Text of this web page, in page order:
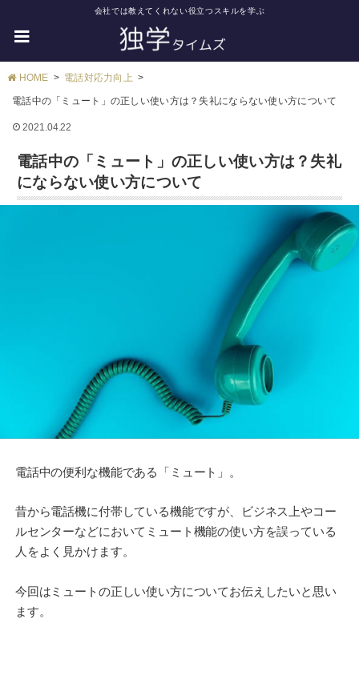
会社では教えてくれない役立つスキルを学ぶ
HOME 電話対応力向上
電話中の「ミュート」の正しい使い方は？失礼にならない使い方について
2021.04.22
電話中の「ミュート」の正しい使い方は？失礼
にならない使い方について
電話中の便利な機能である「ミュート」。
昔から電話機に付帯している機能ですが、ビジネス上やコー
ルセンターなどにおいてミュート機能の使い方を誤っている
人をよく見かけます。
今回はミュートの正しい使い方についてお伝えしたいと思い
ます。